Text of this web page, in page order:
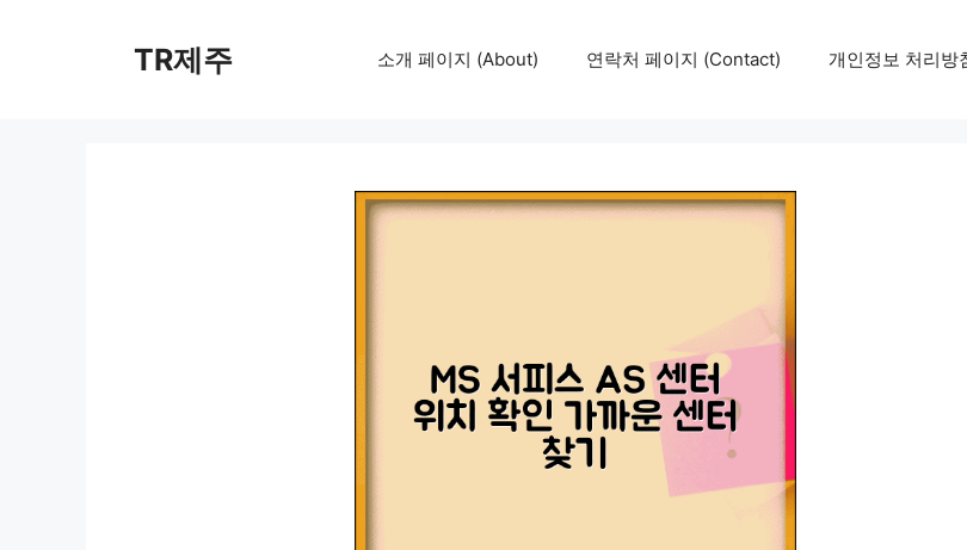
TR제주 소개 페이지 (About) 연락처 페이지 (Contact) 개인정보 처리